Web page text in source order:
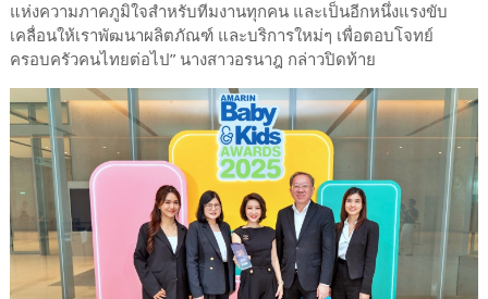
แห่งความภาคภูมิใจสำหรับทีมงานทุกคน และเป็นอีกหนึ่งแรงขับ
เคลื่อนให้เราพัฒนาผลิตภัณฑ์ และบริการใหม่ๆ เพื่อตอบโจทย์
ครอบครัวคนไทยต่อไป” นางสาวอรนาฎ กล่าวปิดท้าย